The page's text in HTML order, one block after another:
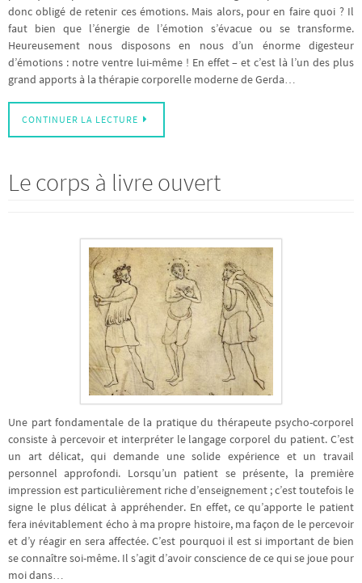
donc obligé de retenir ces émotions. Mais alors, pour en faire quoi ? Il
faut bien que l’énergie de l’émotion s’évacue ou se transforme.
Heureusement nous disposons en nous d’un énorme digesteur
d’émotions : notre ventre lui-même ! En effet – et c’est là l’un des plus
grand apports à la thérapie corporelle moderne de Gerda…
CONTINUER LA LECTURE
Le corps à livre ouvert
Une part fondamentale de la pratique du thérapeute psycho-corporel
consiste à percevoir et interpréter le langage corporel du patient. C’est
un art délicat, qui demande une solide expérience et un travail
personnel approfondi. Lorsqu’un patient se présente, la première
impression est particulièrement riche d’enseignement ; c’est toutefois le
signe le plus délicat à appréhender. En effet, ce qu’apporte le patient
fera inévitablement écho à ma propre histoire, ma façon de le percevoir
et d’y réagir en sera affectée. C’est pourquoi il est si important de bien
se connaître soi-même. Il s’agit d’avoir conscience de ce qui se joue pour
moi dans…